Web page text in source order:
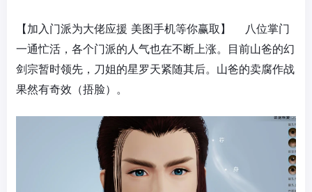
【加入门派为大佬应援 美图手机等你赢取】 八位掌门
一通忙活，各个门派的人气也在不断上涨。目前山爸的幻
剑宗暂时领先，刀姐的星罗天紧随其后。山爸的卖腐作战
果然有奇效（捂脸）。